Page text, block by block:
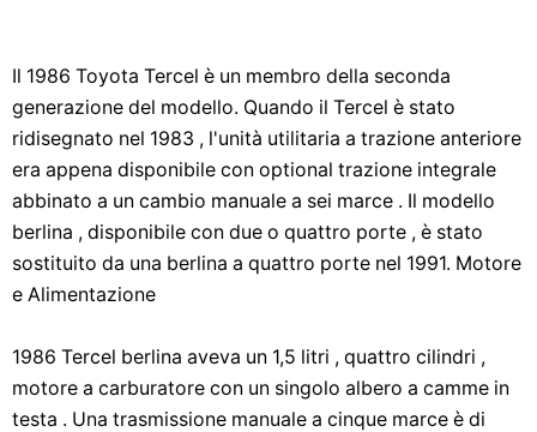
Il 1986 Toyota Tercel è un membro della seconda
generazione del modello. Quando il Tercel è stato
ridisegnato nel 1983 , l'unità utilitaria a trazione anteriore
era appena disponibile con optional trazione integrale
abbinato a un cambio manuale a sei marce . Il modello
berlina , disponibile con due o quattro porte , è stato
sostituito da una berlina a quattro porte nel 1991. Motore
e Alimentazione
1986 Tercel berlina aveva un 1,5 litri , quattro cilindri ,
motore a carburatore con un singolo albero a camme in
testa . Una trasmissione manuale a cinque marce è di